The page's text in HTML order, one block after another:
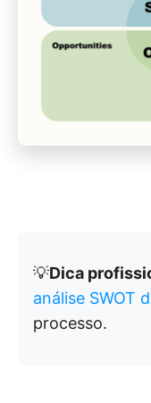
💡Dica
análise SWOT
processo.